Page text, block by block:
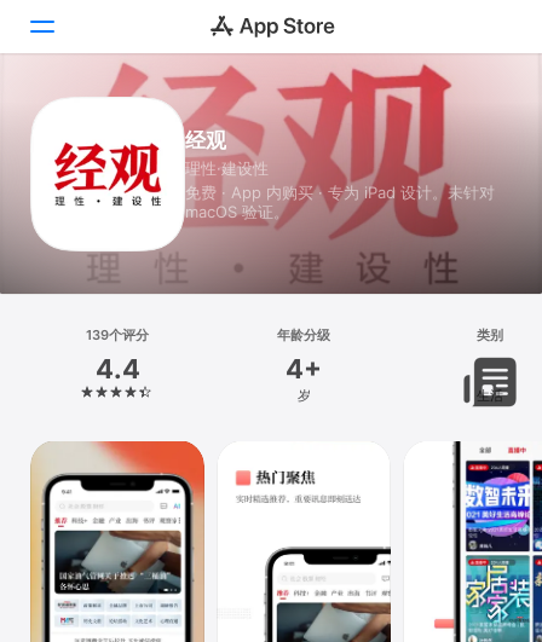
游戏
搜索
Watch
经观
理性·建设性
免费 · App 内购买 · 专为 iPad 设计。未针对
macOS 验证。
139个评分
4.4
年龄分级
4+
岁
类别
生活